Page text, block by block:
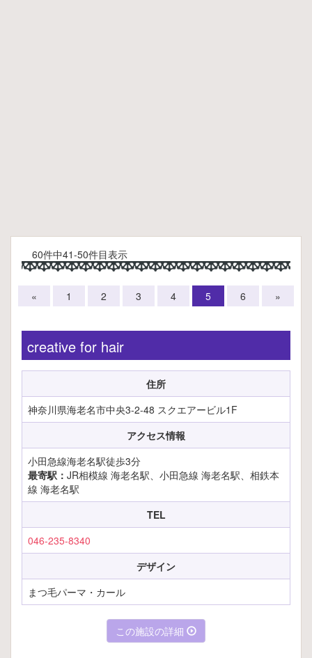
60件中41-50件目表示
« 1 2 3 4 5 6 »
creative for hair
住所
神奈川県海老名市中央3-2-48 スクエアービル1F
アクセス情報
小田急線海老名駅徒歩3分
最寄駅： JR相模線 海老名駅、小田急線 海老名駅、相鉄本
線 海老名駅
TEL
046-235-8340
デザイン
まつ毛パーマ・カール
この施設の詳細